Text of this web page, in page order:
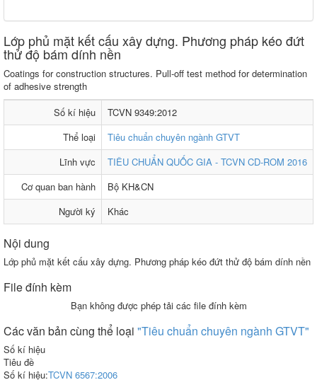
Lớp phủ mặt kết cấu xây dựng. Phương pháp kéo đứt
thử độ bám dính nền
Coatings for construction structures. Pull-off test method for determination
of adhesive strength
Số kí hiệu
TCVN 9349:2012
Thể loại
Tiêu chuẩn chuyên ngành GTVT
Lĩnh vực
TIÊU CHUẨN QUỐC GIA - TCVN CD-ROM 2016
Cơ quan ban hành
Bộ KH&CN
Người ký
Khác
Nội dung
Lớp phủ mặt kết cấu xây dựng. Phương pháp kéo đứt thử độ bám dính nền
File đính kèm
Bạn không được phép tải các file đính kèm
Các văn bản cùng thể loại "Tiêu chuẩn chuyên ngành GTVT"
Số kí hiệu
Tiêu đề
Số kí hiệu:TCVN 6567:2006